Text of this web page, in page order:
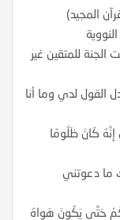
الجنة للمتقين غير
ما يبدل القول لدي وما أنا
الْإِنْسَانُ إِنَّهُ كَانَ ظَلُومًا
ابن آدم إنك ما دعوتني
لاَيُؤْمِنُ أَحَدُكُمْ حَتَّى يَكُونَ هَواهُ